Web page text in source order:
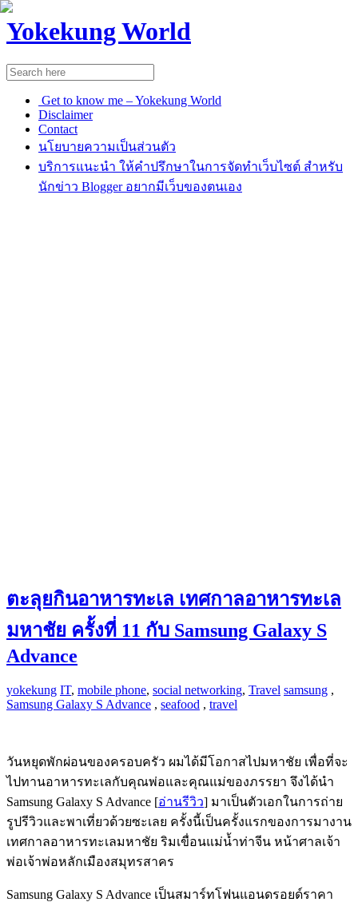
Yokekung World
Get to know me – Yokekung World
Disclaimer
Contact
นโยบายความเป็นส่วนตัว
บริการแนะนำ ให้คำปรึกษาในการจัดทำเว็บไซต์ สำหรับ
นักข่าว Blogger อยากมีเว็บของตนเอง
ตะลุยกินอาหารทะเล เทศกาลอาหารทะเล
มหาชัย ครั้งที่ 11 กับ Samsung Galaxy S
Advance
yokekung IT, mobile phone, social networking, Travel samsung ,
Samsung Galaxy S Advance , seafood , travel
วันหยุดพักผ่อนของครอบครัว ผมได้มีโอกาสไปมหาชัย เพื่อที่จะ
ไปทานอาหารทะเลกับคุณพ่อและคุณแม่ของภรรยา จึงได้นำ
Samsung Galaxy S Advance [อ่านรีวิว] มาเป็นตัวเอกในการถ่าย
รูปรีวิวและพาเที่ยวด้วยซะเลย ครั้งนี้เป็นครั้งแรกของการมางาน
เทศกาลอาหารทะเลมหาชัย ริมเขื่อนแม่น้ำท่าจีน หน้าศาลเจ้า
พ่อเจ้าพ่อหลักเมืองสมุทรสาคร
Samsung Galaxy S Advance เป็นสมาร์ทโฟนแอนดรอยด์ราคา